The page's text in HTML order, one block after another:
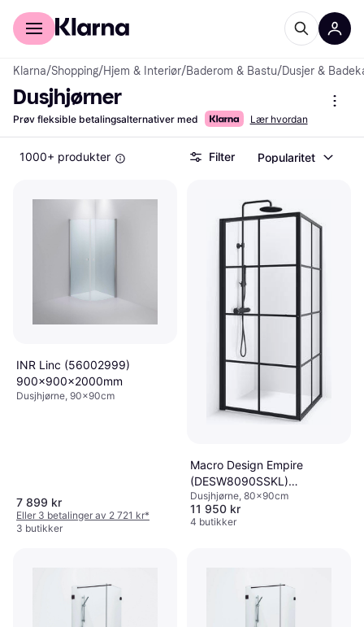
For kunder
Klarna/Shopping/Hjem & Interiør/Baderom & Bastu/Dusjer &
Dusjhjørner
Prøv fleksible betalingsalternativer med Lær hvordan
1000+ produkter Filter Popularitet
INR Linc (56002999)
900x900x2000mm
Dusjhjørne, 90x90cm
7 899 kr
Eller 3 betalinger av 2 721 kr*
3 butikker
Macro Design Empire
(DESW8090SSKL)
800x900x2010mm
Dusjhjørne, 80x90cm
11 950 kr
4 butikker